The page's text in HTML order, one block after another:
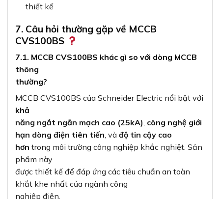
thiết kế
7. Câu hỏi thường gặp về MCCB
CVS100BS
7.1. MCCB CVS100BS khác gì so với dòng MCCB
thông
thường?
MCCB CVS100BS của Schneider Electric nổi bật với
khả
năng ngắt ngắn mạch cao (25kA), công nghệ giới
hạn dòng điện tiên tiến, và độ tin cậy cao
hơn trong môi trường công nghiệp khắc nghiệt. Sản
phẩm này
được thiết kế để đáp ứng các tiêu chuẩn an toàn
khắt khe nhất của ngành công
nghiệp điện.